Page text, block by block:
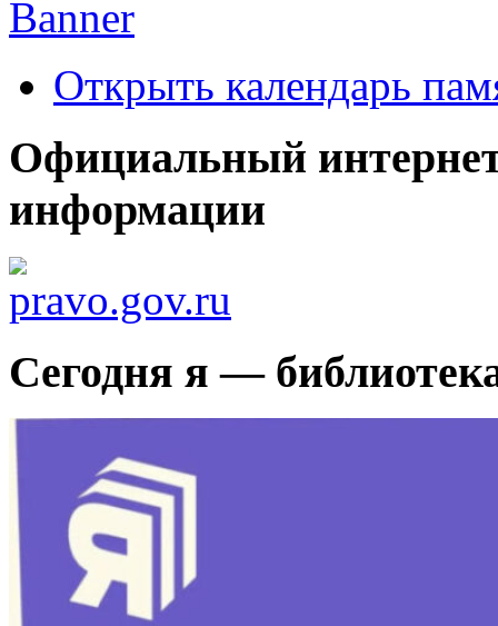
Открыть календарь
Официальный
информации
Сегодня я —